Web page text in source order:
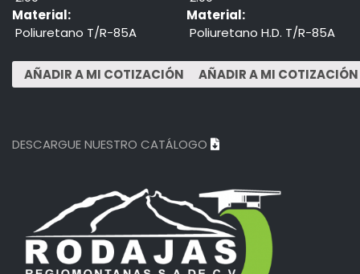
Material:
Poliuretano T/R-85A
Material:
Poliuretano H.D. T/R-85A
DESCARGUE NUESTRO CATÁLOGO